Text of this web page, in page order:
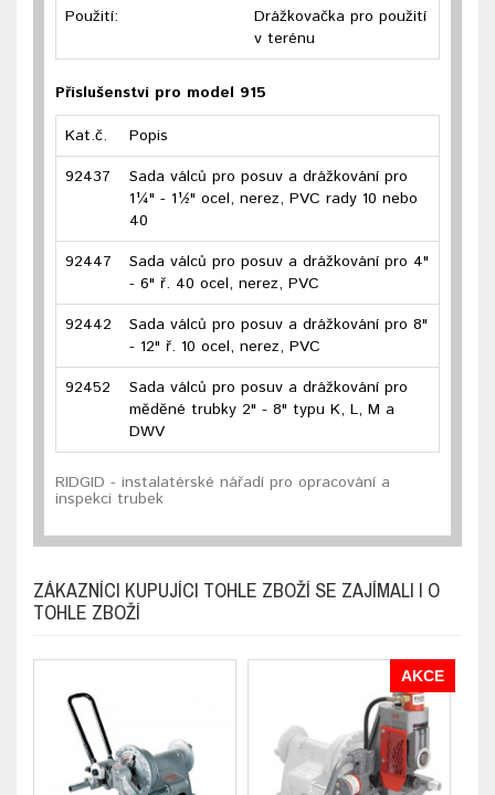
Použití:
Drážkovačka pro použití
v terénu
Příslušenství pro model 915
Kat.č.
Popis
92437
Sada válců pro posuv a drážkování pro
1¼" - 1½" ocel, nerez, PVC rady 10 nebo
40
92447
Sada válců pro posuv a drážkování pro 4"
- 6" ř. 40 ocel, nerez, PVC
92442
Sada válců pro posuv a drážkování pro 8"
- 12" ř. 10 ocel, nerez, PVC
92452
Sada válců pro posuv a drážkování pro
měděné trubky 2" - 8" typu K, L, M a
DWV
RIDGID - instalatérské nářadí pro opracování a
inspekci trubek
ZÁKAZNÍCI KUPUJÍCI TOHLE ZBOŽÍ SE ZAJÍMALI I O
TOHLE ZBOŽÍ
AKCE